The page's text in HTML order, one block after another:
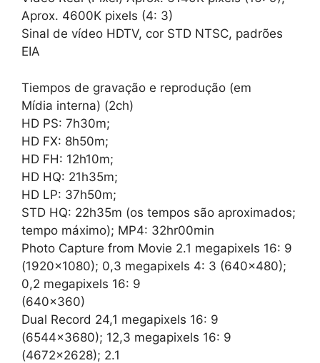
Aprox. 4600K pixels (4: 3)
Sinal de vídeo HDTV, cor STD NTSC, padrões
EIA
Tiempos de gravação e reprodução (em
Mídia interna) (2ch)
HD PS: 7h30m;
HD FX: 8h50m;
HD FH: 12h10m;
HD HQ: 21h35m;
HD LP: 37h50m;
STD HQ: 22h35m (os tempos são aproximados;
tempo máximo); MP4: 32hr00min
Photo Capture from Movie 2.1 megapixels 16: 9
(1920×1080); 0,3 megapixels 4: 3 (640×480);
0,2 megapixels 16: 9
(640×360)
Dual Record 24,1 megapixels 16: 9
(6544×3680); 12,3 megapixels 16: 9
(4672×2628); 2.1